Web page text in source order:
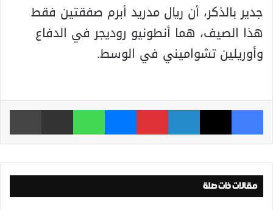
جدير بالذكر، أن ريال مدريد أبرم صفقتين فقط
هذا الصيف، هما أنطونيو روديجر في الدفاع
وأوريلين تشواميني في الوسط.
فيسبوك ‫X لينكدإن بينتيريست ماسنجر واتساب مشاركة عبر البريد
مقالات ذات صلة